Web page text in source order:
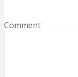
Comment